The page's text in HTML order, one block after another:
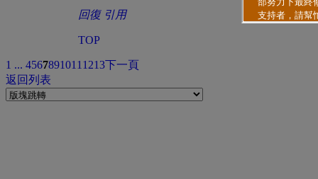
回復 引用
TOP
1 ... 4567891011 1213下一頁
返回列表